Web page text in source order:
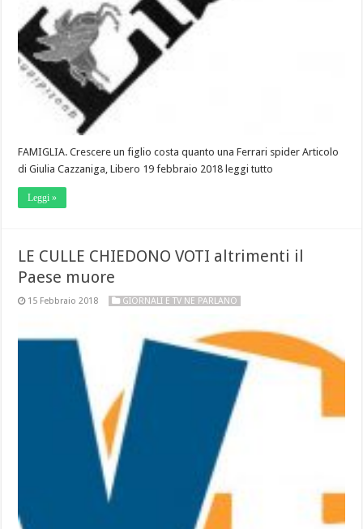
FAMIGLIA. Crescere un figlio costa quanto una Ferrari spider Articolo
di Giulia Cazzaniga, Libero 19 febbraio 2018 leggi tutto
Leggi »
LE CULLE CHIEDONO VOTI altrimenti il
Paese muore
15 Febbraio 2018 GIORNALI E TV NE PARLANO